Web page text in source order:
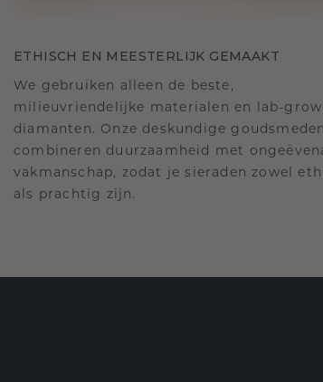
ETHISCH EN MEESTERLIJK GEMAAKT
We gebruiken alleen de beste,
milieuvriendelijke materialen en lab-
diamanten. Onze deskundige goudsmeden
combineren duurzaamheid met
vakmanschap, zodat je sieraden zowel
als prachtig zijn.